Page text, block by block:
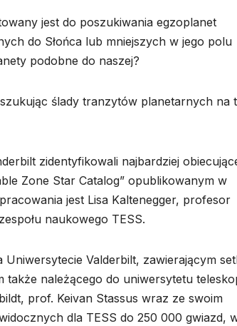
jest do poszukiwania egzoplanet
do Słońca lub mniejszych w jego polu
podobne do naszej?
ślady tranzytów planetarnych na
zidentyfikowali najbardziej
Zone Star Catalog” opublikowanym w
jest Lisa Kaltenegger, profesor
naukowego TESS.
Valderbilt, zawierającym
także należącego do uniwersytetu
prof. Keivan Stassus wraz ze swoim
dla TESS do 250 000 gwiazd,